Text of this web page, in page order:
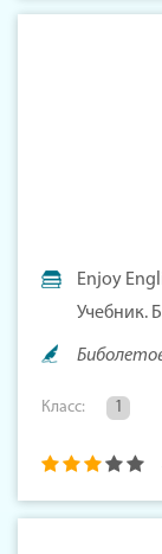
Enjoy
Учебник.
Класс: 1